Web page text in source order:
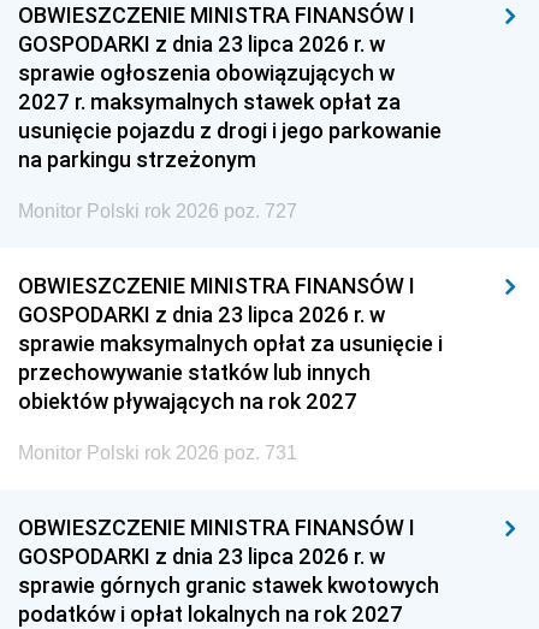
OBWIESZCZENIE MINISTRA FINANSÓW I
GOSPODARKI z dnia 23 lipca 2026 r. w
sprawie ogłoszenia obowiązujących w
2027 r. maksymalnych stawek opłat za
usunięcie pojazdu z drogi i jego parkowanie
na parkingu strzeżonym
Monitor Polski rok 2026 poz. 727
OBWIESZCZENIE MINISTRA FINANSÓW I
GOSPODARKI z dnia 23 lipca 2026 r. w
sprawie maksymalnych opłat za usunięcie i
przechowywanie statków lub innych
obiektów pływających na rok 2027
Monitor Polski rok 2026 poz. 731
OBWIESZCZENIE MINISTRA FINANSÓW I
GOSPODARKI z dnia 23 lipca 2026 r. w
sprawie górnych granic stawek kwotowych
podatków i opłat lokalnych na rok 2027